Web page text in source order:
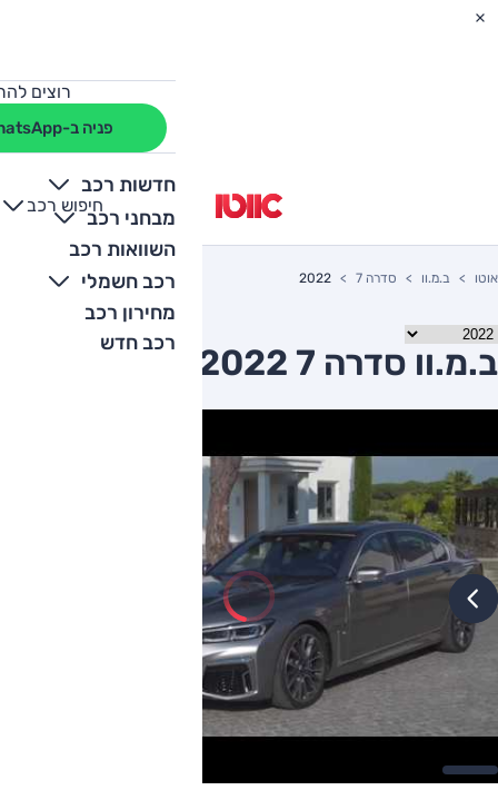
רוצים
פניה ב-WhatsApp
חדשות רכב
מבחני רכב
השוואות רכב
רכב חשמלי
מחירון רכב
רכב חדש
חיפוש רכב
+
-
אוטו ב.מ.וו סדרה 7 2022
ב.מ.וו סדרה 7 2022 יד שניה